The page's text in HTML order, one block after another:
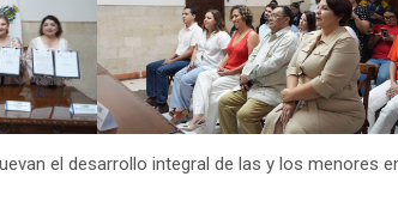
el desarrollo integral de las y los menores